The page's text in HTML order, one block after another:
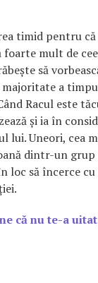
timid pentru
foarte mult de
să
majoritate a
Racul este
și ia în
lui. Uneori, cea
dintr-un grup
loc să încerce cu
că nu te-a